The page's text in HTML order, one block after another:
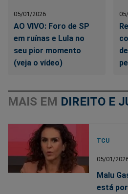
05/01/2026
AO VIVO: Foro de SP
em ruínas e Lula no
seu pior momento
(veja o vídeo)
MAIS EM DIREITO E
TCU
05/01/
Malu
está